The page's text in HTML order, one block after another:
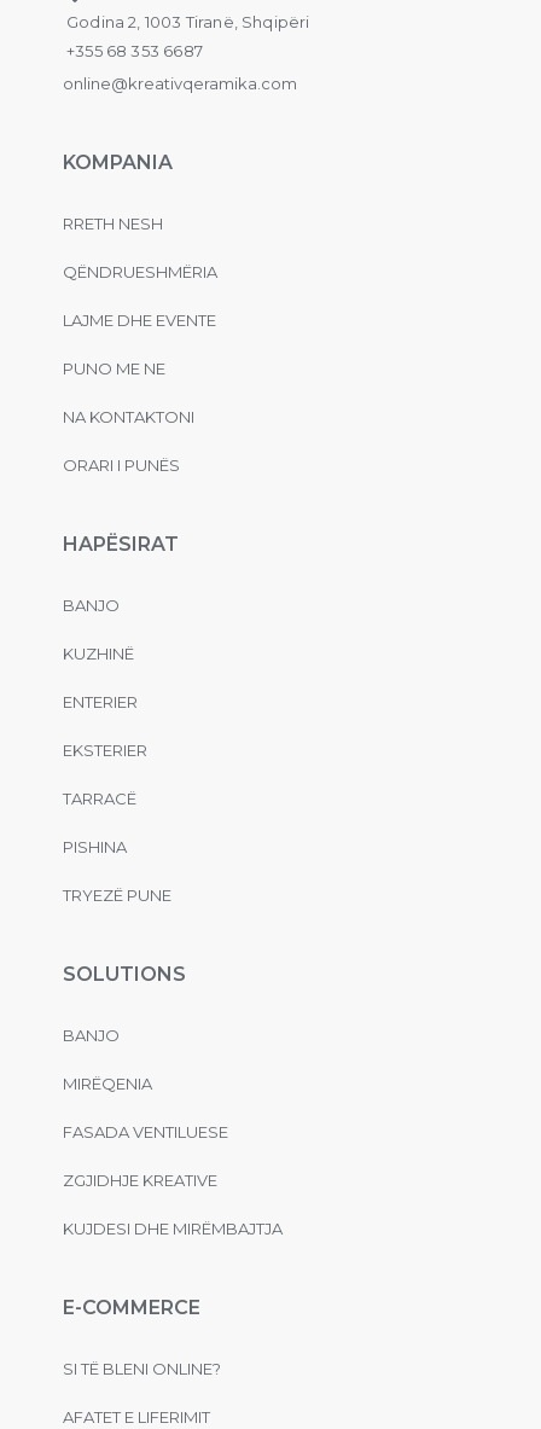
Godina 2, 1003 Tiranë, Shqipëri
+355 68 353 6687
online@kreativqeramika.com
KOMPANIA
RRETH NESH
QËNDRUESHMËRIA
LAJME DHE EVENTE
PUNO ME NE
NA KONTAKTONI
ORARI I PUNËS
HAPËSIRAT
BANJO
KUZHINË
ENTERIER
EKSTERIER
TARRACË
PISHINA
TRYEZË PUNE
SOLUTIONS
BANJO
MIRËQENIA
FASADA VENTILUESE
ZGJIDHJE KREATIVE
KUJDESI DHE MIRËMBAJTJA
E-COMMERCE
SI TË BLENI ONLINE?
AFATET E LIFERIMIT